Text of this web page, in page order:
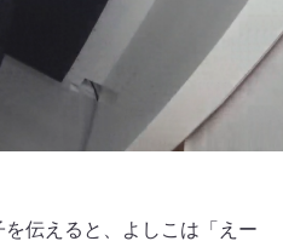
伝えると、よしこは「えー